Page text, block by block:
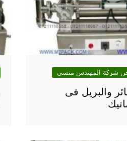
شركة المهندس منسى
والبريل فى